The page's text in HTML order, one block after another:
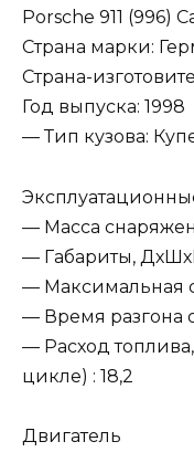
Porsche 911 (996)
Страна марки:
Страна-
Год выпуска: 1998
— Тип кузова:
— Масса
— Габариты,
— Максимальная
— Время разгона
— Расход
цикле) : 18,2
Двигатель